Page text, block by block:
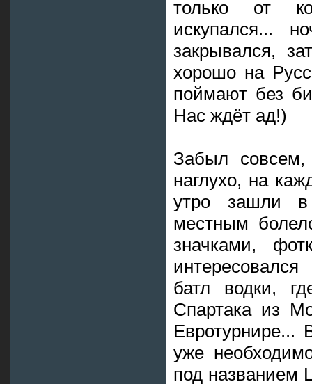
только от
искупался...
закрывался,
хорошо на
поймают без
Нас ждёт ад!)
Забыл
наглухо, на
утро зашли в
местным
значками,
батл водки,
Спартака из
уже
под названием